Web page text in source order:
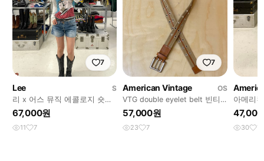
7
Lee
S
리 x 어스 뮤직 에콜로지 숏팬
츠
67,000원
11 7
7
American Vintage
OS
VTG double eyelet belt 빈티
지 레더 더블아일렛 벨트
57,000원
23 7
아메리
츠
30 7